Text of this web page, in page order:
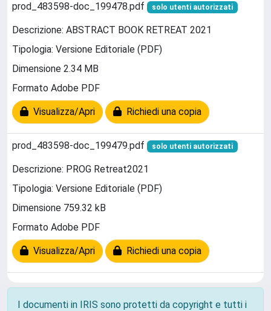
prod_483598-doc_199478.pdf solo utenti autorizzati
Descrizione: ABSTRACT BOOK RETREAT 2021
Tipologia: Versione Editoriale (PDF)
Dimensione 2.34 MB
Formato Adobe PDF
Visualizza/Apri Richiedi una copia
prod_483598-doc_199479.pdf solo utenti autorizzati
Descrizione: PROG Retreat2021
Tipologia: Versione Editoriale (PDF)
Dimensione 759.32 kB
Formato Adobe PDF
Visualizza/Apri Richiedi una copia
I documenti in IRIS sono protetti da copyright e tutti i